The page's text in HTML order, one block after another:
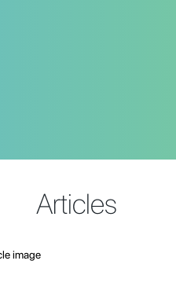
Articles